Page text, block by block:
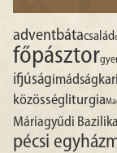
adventbátacsalád
főpásztor
ifjúságimádság
közösségliturgia
Máriagyűdi Bazilika
pécsi